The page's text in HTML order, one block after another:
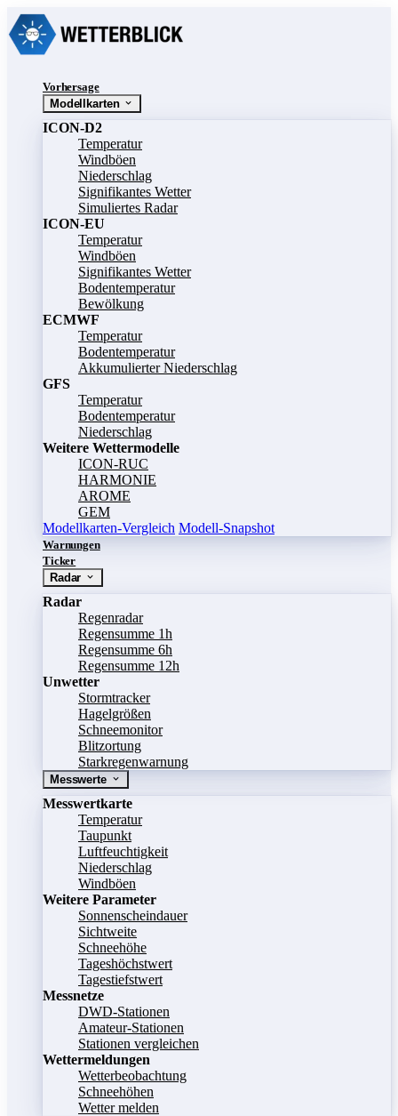
Vorhersage
Modellkarten
ICON-D2
Temperatur
Windböen
Niederschlag
Signifikantes Wetter
Simuliertes Radar
ICON-EU
Temperatur
Windböen
Signifikantes Wetter
Bodentemperatur
Bewölkung
ECMWF
Temperatur
Bodentemperatur
Akkumulierter Niederschlag
GFS
Temperatur
Bodentemperatur
Niederschlag
Weitere Wettermodelle
ICON-RUC
HARMONIE
AROME
GEM
Modellkarten-Vergleich Modell-Snapshot
Warnungen
Ticker
Radar
Radar
Regenradar
Regensumme 1h
Regensumme 6h
Regensumme 12h
Unwetter
Stormtracker
Hagelgrößen
Schneemonitor
Blitzortung
Starkregenwarnung
Messwerte
Messwertkarte
Temperatur
Taupunkt
Luftfeuchtigkeit
Niederschlag
Windböen
Weitere Parameter
Sonnenscheindauer
Sichtweite
Schneehöhe
Tageshöchstwert
Tagestiefstwert
Messnetze
DWD-Stationen
Amateur-Stationen
Stationen vergleichen
Wettermeldungen
Wetterbeobachtung
Schneehöhen
Wetter melden